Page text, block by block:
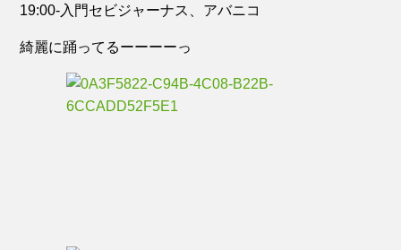
19:00-入門セビジャーナス、アバニコ
綺麗に踊ってるーーーーっ